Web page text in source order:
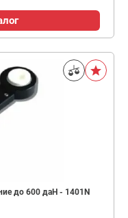
до 600 даН - 1401N